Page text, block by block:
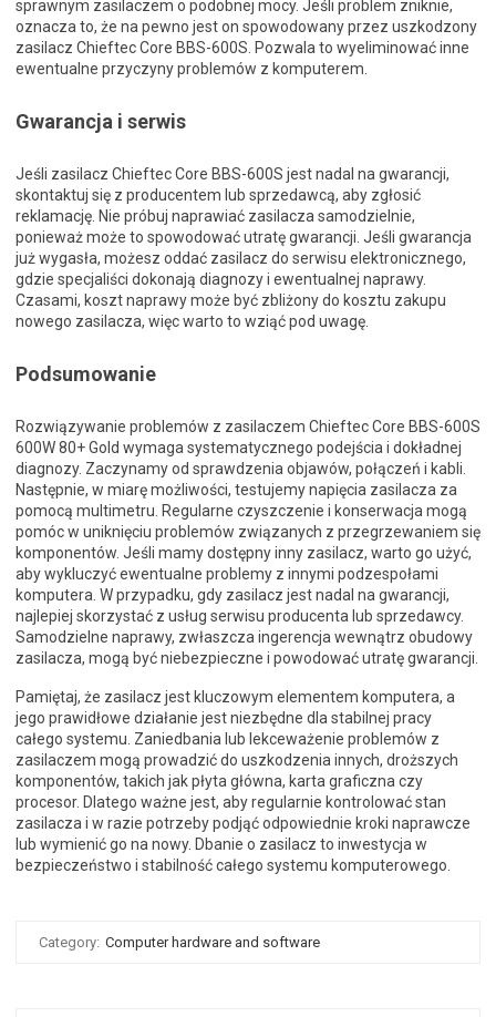
sprawnym zasilaczem o podobnej mocy. Jeśli problem zniknie,
oznacza to, że na pewno jest on spowodowany przez uszkodzony
zasilacz Chieftec Core BBS-600S. Pozwala to wyeliminować inne
ewentualne przyczyny problemów z komputerem.
Gwarancja i serwis
Jeśli zasilacz Chieftec Core BBS-600S jest nadal na gwarancji,
skontaktuj się z producentem lub sprzedawcą, aby zgłosić
reklamację. Nie próbuj naprawiać zasilacza samodzielnie,
ponieważ może to spowodować utratę gwarancji. Jeśli gwarancja
już wygasła, możesz oddać zasilacz do serwisu elektronicznego,
gdzie specjaliści dokonają diagnozy i ewentualnej naprawy.
Czasami, koszt naprawy może być zbliżony do kosztu zakupu
nowego zasilacza, więc warto to wziąć pod uwagę.
Podsumowanie
Rozwiązywanie problemów z zasilaczem Chieftec Core BBS-600S
600W 80+ Gold wymaga systematycznego podejścia i dokładnej
diagnozy. Zaczynamy od sprawdzenia objawów, połączeń i kabli.
Następnie, w miarę możliwości, testujemy napięcia zasilacza za
pomocą multimetru. Regularne czyszczenie i konserwacja mogą
pomóc w uniknięciu problemów związanych z przegrzewaniem się
komponentów. Jeśli mamy dostępny inny zasilacz, warto go użyć,
aby wykluczyć ewentualne problemy z innymi podzespołami
komputera. W przypadku, gdy zasilacz jest nadal na gwarancji,
najlepiej skorzystać z usług serwisu producenta lub sprzedawcy.
Samodzielne naprawy, zwłaszcza ingerencja wewnątrz obudowy
zasilacza, mogą być niebezpieczne i powodować utratę gwarancji.
Pamiętaj, że zasilacz jest kluczowym elementem komputera, a
jego prawidłowe działanie jest niezbędne dla stabilnej pracy
całego systemu. Zaniedbania lub lekceważenie problemów z
zasilaczem mogą prowadzić do uszkodzenia innych, droższych
komponentów, takich jak płyta główna, karta graficzna czy
procesor. Dlatego ważne jest, aby regularnie kontrolować stan
zasilacza i w razie potrzeby podjąć odpowiednie kroki naprawcze
lub wymienić go na nowy. Dbanie o zasilacz to inwestycja w
bezpieczeństwo i stabilność całego systemu komputerowego.
Category: Computer hardware and software